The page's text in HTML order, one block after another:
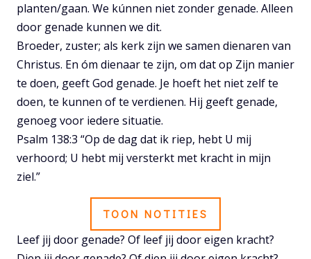
planten/gaan. We kúnnen niet zonder genade. Alleen
door genade kunnen we dit.
Broeder, zuster; als kerk zijn we samen dienaren van
Christus. En óm dienaar te zijn, om dat op Zijn manier
te doen, geeft God genade. Je hoeft het niet zelf te
doen, te kunnen of te verdienen. Hij geeft genade,
genoeg voor iedere situatie.
Psalm 138:3 “Op de dag dat ik riep, hebt U mij
verhoord; U hebt mij versterkt met kracht in mijn
ziel.”
TOON NOTITIES
Leef jij door genade? Of leef jij door eigen kracht?